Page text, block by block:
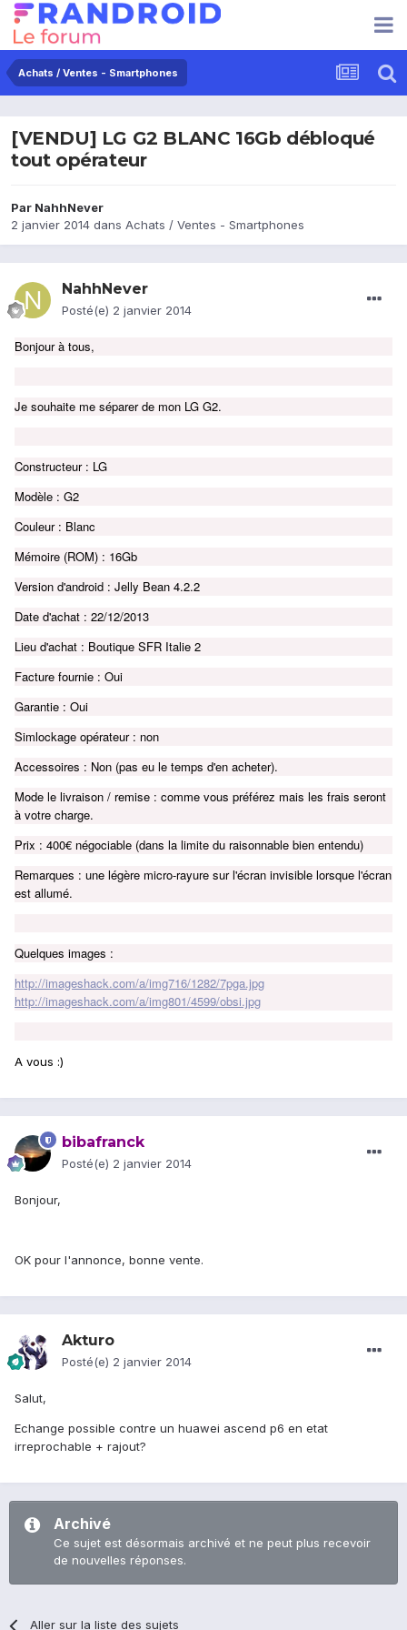
Achats / Ventes - Smartphones
[VENDU] LG G2 BLANC 16Gb débloqué
tout opérateur
Par NahhNever
2 janvier 2014 dans Achats / Ventes - Smartphones
NahhNever
Posté(e) 2 janvier 2014
Bonjour à tous,
Je souhaite me séparer de mon LG G2.
Constructeur : LG
Modèle : G2
Couleur : Blanc
Mémoire (ROM) : 16Gb
Version d'android : Jelly Bean 4.2.2
Date d'achat : 22/12/2013
Lieu d'achat : Boutique SFR Italie 2
Facture fournie : Oui
Garantie : Oui
Simlockage opérateur : non
Accessoires : Non (pas eu le temps d'en acheter).
Mode le livraison / remise : comme vous préférez mais les frais seront
à votre charge.
Prix : 400€ négociable (dans la limite du raisonnable bien entendu)
Remarques : une légère micro-rayure sur l'écran invisible lorsque l'écran
est allumé.
Quelques images :
http://imageshack.com/a/img716/1282/7pga.jpg
http://imageshack.com/a/img801/4599/obsi.jpg
A vous :)
bibafranck
Posté(e) 2 janvier 2014
Bonjour,
OK pour l'annonce, bonne vente.
Akturo
Posté(e) 2 janvier 2014
Salut,
Echange possible contre un huawei ascend p6 en etat
irreprochable + rajout?
Archivé
Ce sujet est désormais archivé et ne peut plus recevoir
de nouvelles réponses.
Aller sur la liste des sujets